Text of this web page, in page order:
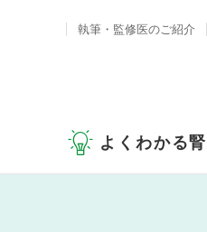
よくわかる
執筆・監修医のご紹介